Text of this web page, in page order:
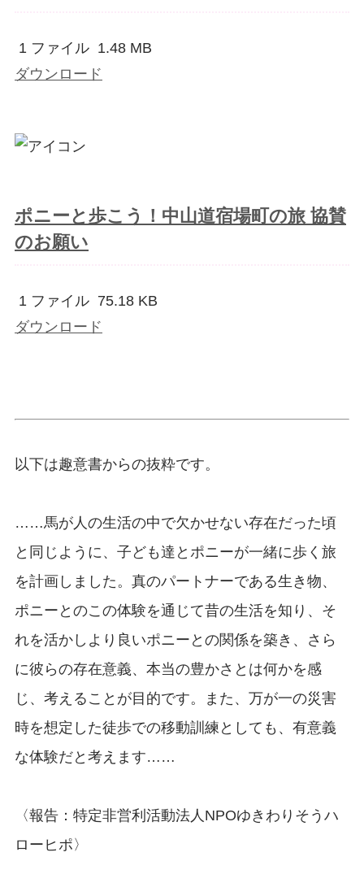
1 ファイル 1.48 MB
ダウンロード
ポニーと歩こう！中山道宿場町の旅 協賛
のお願い
1 ファイル 75.18 KB
ダウンロード
以下は趣意書からの抜粋です。
……馬が人の生活の中で欠かせない存在だった頃
と同じように、子ども達とポニーが一緒に歩く旅
を計画しました。真のパートナーである生き物、
ポニーとのこの体験を通じて昔の生活を知り、そ
れを活かしより良いポニーとの関係を築き、さら
に彼らの存在意義、本当の豊かさとは何かを感
じ、考えることが目的です。また、万が一の災害
時を想定した徒歩での移動訓練としても、有意義
な体験だと考えます……
〈報告：特定非営利活動法人NPOゆきわりそうハ
ローヒポ〉